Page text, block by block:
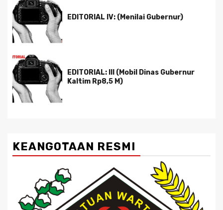
EDITORIAL IV: (Menilai Gubernur)
EDITORIAL: III (Mobil Dinas Gubernur
Kaltim Rp8,5 M)
KEANGOTAAN RESMI